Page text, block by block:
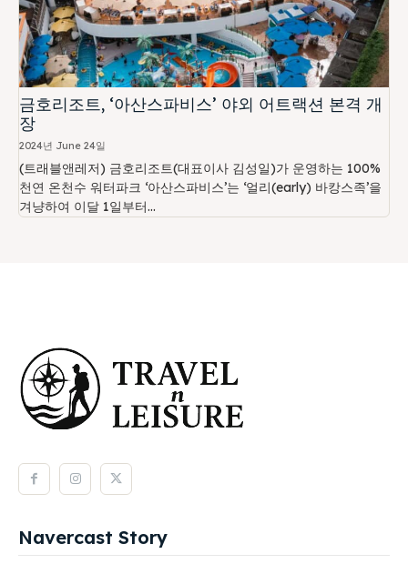
금호리조트, ‘아산스파비스’ 야외 어트랙션 본격 개
장
2024년 June 24일
(트래블앤레저) 금호리조트(대표이사 김성일)가 운영하는 100%
천연 온천수 워터파크 ‘아산스파비스’는 ‘얼리(early) 바캉스족’을
겨냥하여 이달 1일부터...
Navercast Story